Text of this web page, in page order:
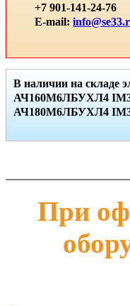
+7 901-141-24-76
E-mail:
В наличии на складе
АЧ160М6ЛБУХЛ4
АЧ180М6ЛБУХЛ4
При